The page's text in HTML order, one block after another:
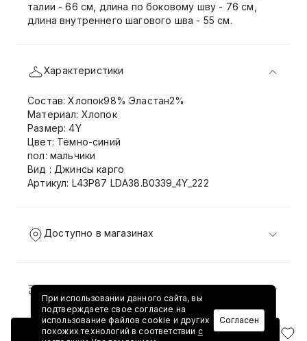
Добавить в корзину
талии - 66 см, длина по боковому шву - 76 см,
длина внутреннего шагового шва - 55 см.
Характеристики
Состав: Хлопок98% Эластан2%
Материал: Хлопок
Размер: 4Y
Цвет: Тёмно-синий
пол: мальчики
Вид : Джинсы карго
Артикул: L43P87 LDA38.B0339_4Y_222
Доступно в магазинах
Доставка и возврат
При использовании данного сайта, вы
подтверждаете свое согласие на
использование файлов cookie и других
похожих технологий в соответствии с
Согласен